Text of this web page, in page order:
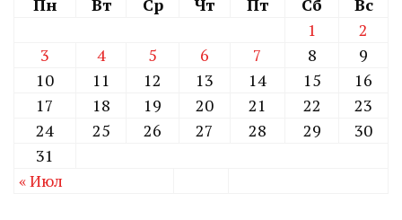
1
2
3
4 5 6 7 8
9
10
11 12 13 14 15
16
17
18 19 20 21 22
23
24
25 26 27 28 29
30
31
« Июл